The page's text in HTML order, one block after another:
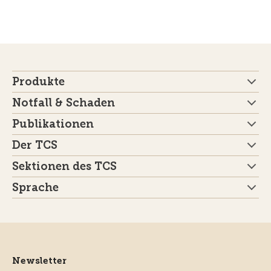
Produkte
Notfall & Schaden
Publikationen
Der TCS
Sektionen des TCS
Sprache
Newsletter